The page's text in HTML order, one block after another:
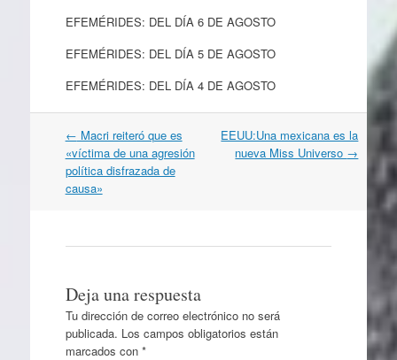
EFEMÉRIDES: DEL DÍA 6 DE AGOSTO
EFEMÉRIDES: DEL DÍA 5 DE AGOSTO
EFEMÉRIDES: DEL DÍA 4 DE AGOSTO
Navegación
por
artículos
← Macri reiteró que es
«víctima de una agresión
política disfrazada de
causa»
EEUU:Una mexicana es la
nueva Miss Universo →
Deja una respuesta
Tu dirección de correo electrónico no será
publicada. Los campos obligatorios están
marcados con *